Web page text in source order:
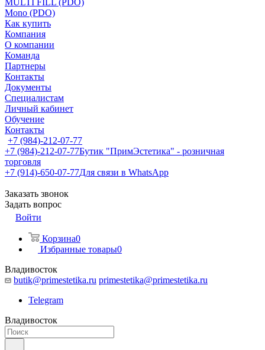
MULTI FILL (PDO)
Mono (PDO)
Как купить
Компания
О компании
Команда
Партнеры
Контакты
Документы
Специалистам
Личный кабинет
Обучение
Контакты
+7 (984)-212-07-77
+7 (984)-212-07-77Бутик "ПримЭстетика" - розничная
торговля
+7 (914)-650-07-77Для связи в WhatsApp
Заказать звонок
Задать вопрос
Войти
Корзина0
Избранные товары0
Владивосток
butik@primestetika.ru primestetika@primestetika.ru
Telegram
Владивосток